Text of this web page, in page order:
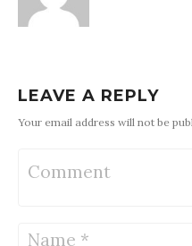
LEAVE A REPLY
Your email address will not be